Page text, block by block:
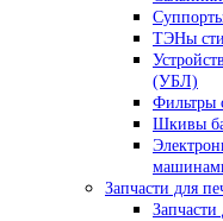
ТЭНы
(УБЛ)
Фильтры
Шкивы
Запчасти для